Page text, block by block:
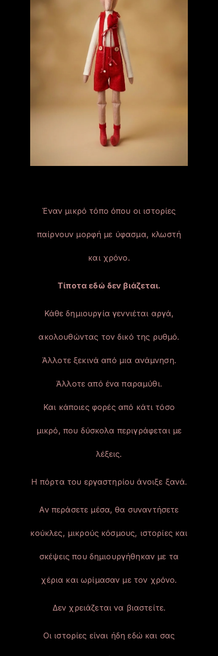
Έναν μικρό τόπο όπου οι ιστορίες
παίρνουν μορφή με ύφασμα, κλωστή
και χρόνο.
Τίποτα εδώ δεν βιάζεται.
Κάθε δημιουργία γεννιέται αργά,
ακολουθώντας τον δικό της ρυθμό.
Άλλοτε ξεκινά από μια ανάμνηση.
Άλλοτε από ένα παραμύθι.
Και κάποιες φορές από κάτι τόσο
μικρό, που δύσκολα περιγράφεται με
λέξεις.
Η πόρτα του εργαστηρίου άνοιξε ξανά.
Αν περάσετε μέσα, θα συναντήσετε
κούκλες, μικρούς κόσμους, ιστορίες και
σκέψεις που δημιουργήθηκαν με τα
χέρια και ωρίμασαν με τον χρόνο.
Δεν χρειάζεται να βιαστείτε.
Οι ιστορίες είναι ήδη εδώ και σας